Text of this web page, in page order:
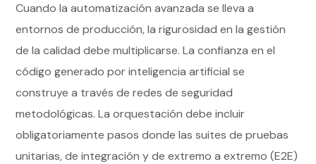
Cuando la automatización avanzada se lleva a
entornos de producción, la rigurosidad en la gestión
de la calidad debe multiplicarse. La confianza en el
código generado por inteligencia artificial se
construye a través de redes de seguridad
metodológicas. La orquestación debe incluir
obligatoriamente pasos donde las suites de pruebas
unitarias, de integración y de extremo a extremo (E2E)